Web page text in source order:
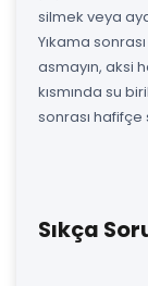
silmek veya
Yıkama
asmayın, aksi
kısmında su
sonrası hafifçe
Sıkça